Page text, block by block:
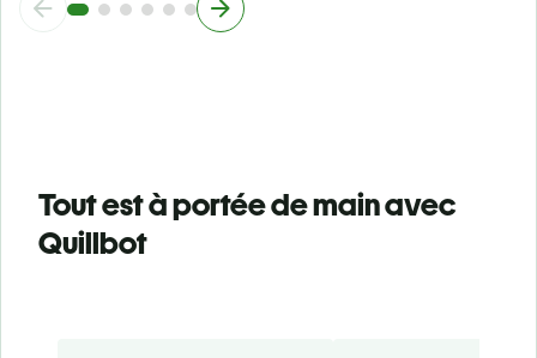
Tout est à portée de main avec
Quillbot